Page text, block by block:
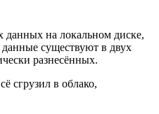
на локальном диске,
существуют в двух
разнесённых.
сгрузил в облако,